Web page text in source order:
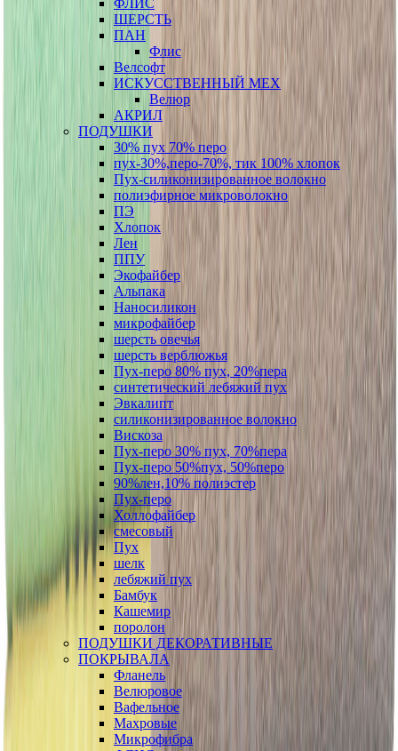
ФЛИС
ШЕРСТЬ
ПАН
Флис
Велсофт
ИСКУССТВЕННЫЙ МЕХ
Велюр
АКРИЛ
ПОДУШКИ
30% пух 70% перо
пух-30%,перо-70%, тик 100% хлопок
Пух-силиконизированное волокно
полиэфирное микроволокно
ПЭ
Хлопок
Лен
ППУ
Экофайбер
Альпака
Наносиликон
микрофайбер
шерсть овечья
шерсть верблюжья
Пух-перо 80% пух, 20%пера
синтетический лебяжий пух
Эвкалипт
силиконизированное волокно
Вискоза
Пух-перо 30% пух, 70%пера
Пух-перо 50%пух, 50%перо
90%лен,10% полиэстер
Пух-перо
Холлофайбер
смесовый
Пух
шелк
лебяжий пух
Бамбук
Кашемир
поролон
ПОДУШКИ ДЕКОРАТИВНЫЕ
ПОКРЫВАЛА
Фланель
Велюровое
Вафельное
Махровые
Микрофибра